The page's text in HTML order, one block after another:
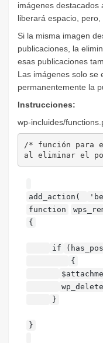
imágenes destacados
liberará espacio,
Si la misma imagen
publicaciones, la
esas publicaciones
Las imágenes solo se
permanentemente la
Instrucciones:
wp-incluides/
/* función para
al eliminar el
add_action(
function
{
if
{
}
}